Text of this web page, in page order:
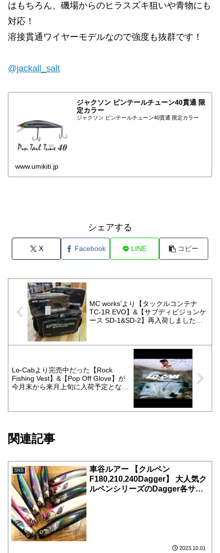
はもちろん、磯場からのヒラスズキ狙いや青物にも
対応！
溶接貫通ワイヤーモデルなので強度も抜群です！
@jackall_salt
ジャクソン ピンテールチューン40貫通 限
定カラー
ジャクソン ピンテールチューン40貫通 限定カラー
www.umikiti.jp
シェアする
X Facebook LINE コピー
MC works’より【タックルコンテナ
TC-1R EVO】&【サブディビジョンケ
ース SD-1&SD-2】再入荷しました〜
Lo-Cabより完売中だった【Rock
Fishing Vest】&【Pop Off Glove】が
今月末から来月上旬に入荷予定となっ
す！
関連記事
SNS
車谷ルアー 【クルペン
F180,210,240Dagger】 大人気ク
ルペンシリーズのDagger各サイ
2023.10.01